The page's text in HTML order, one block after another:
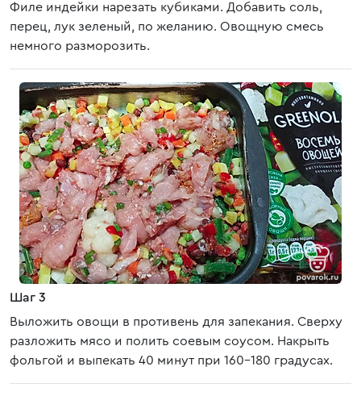
Филе индейки нарезать кубиками. Добавить соль,
перец, лук зеленый, по желанию. Овощную смесь
немного разморозить.
Шаг 3
Выложить овощи в противень для запекания. Сверху
разложить мясо и полить соевым соусом. Накрыть
фольгой и выпекать 40 минут при 160-180 градусах.